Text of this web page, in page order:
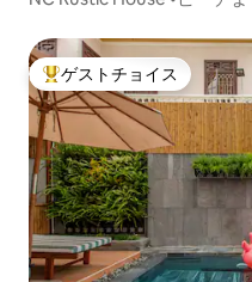
大好評のゲストチョイスで
ゲストチョイス